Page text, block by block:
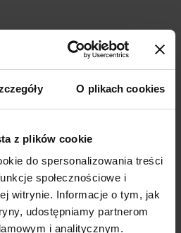
O plikach cookies
z plików cookie
do spersonalizowania treści
społecznościowe i
witrynie. Informacje o tym, jak
udostępniamy partnerom
i analitycznym.
na żywo
radiowej
na żywo